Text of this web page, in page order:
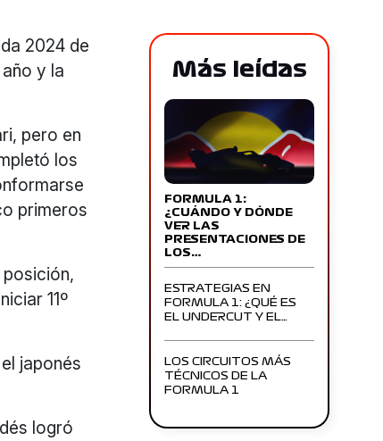
2024 de
y la
pero en
los
primeros
11º
japonés
logró
Más leídas
FORMULA 1:
¿CUÁNDO Y DÓNDE
VER LAS
PRESENTACIONES DE
LOS…
ESTRATEGIAS EN
FORMULA 1: ¿QUÉ ES
EL UNDERCUT Y EL…
LOS CIRCUITOS MÁS
TÉCNICOS DE LA
FORMULA 1